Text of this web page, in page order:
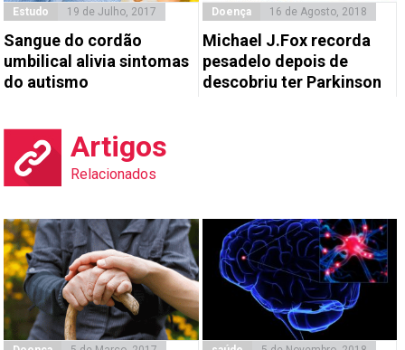
Estudo 19 de Julho, 2017
Sangue do cordão
umbilical alivia sintomas
do autismo
Doença 16 de Agosto, 2018
Michael J.Fox recorda
pesadelo depois de
descobriu ter Parkinson
Artigos
Relacionados